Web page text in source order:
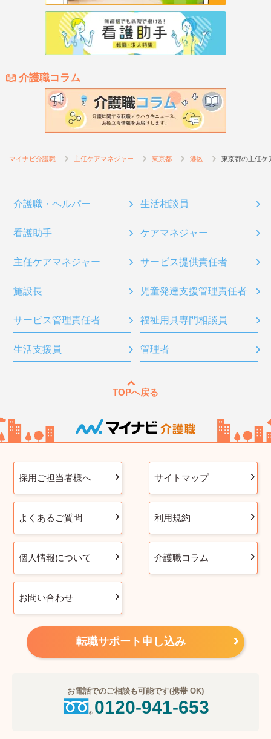
介護職コラム
マイナビ介護職 主任ケアマネジャー 東京都 港区 東京都の主任ケ
介護職・ヘルパー 生活相談員
看護助手 ケアマネジャー
主任ケアマネジャー サービス提供責任者
施設長 児童発達支援管理責任者
サービス管理責任者 福祉用具専門相談員
生活支援員 管理者
TOPへ戻る
採用ご担当者様へ サイトマップ
よくあるご質問 利用規約
個人情報について 介護職コラム
お問い合わせ
転職サポート申し込み
お電話でのご相談も可能です(携帯 OK)
0120-941-653